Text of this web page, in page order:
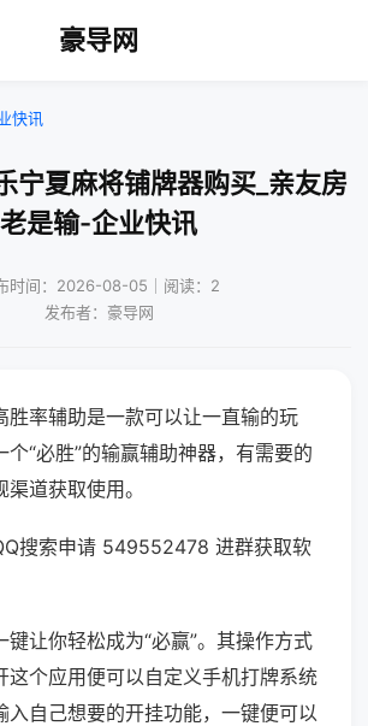
豪导网
快讯
宁夏麻将铺牌器购买_亲友房
老是输-企业快讯
时间：2026-08-05｜阅读：2
发布者：豪导网
胜率辅助是一款可以让一直输的玩
个“必胜”的输赢辅助神器，有需要的
道获取使用。
搜索申请 549552478 进群获取软
键让你轻松成为“必赢”。其操作方式
这个应用便可以自定义手机打牌系统
入自己想要的开挂功能，一键便可以